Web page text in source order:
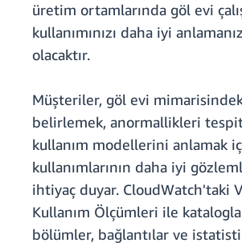
üretim ortamlarında göl evi
kullanımınızı daha iyi
olacaktır.
Müşteriler, göl evi
belirlemek, anormallikleri
kullanım modellerini anlamak
kullanımlarının daha iyi
ihtiyaç duyar. CloudWatch'taki
Kullanım Ölçümleri ile
bölümler, bağlantılar ve